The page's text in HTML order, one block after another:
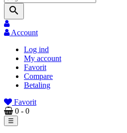
search
Account
Log ind
My account
Favorit
Compare
Betaling
Favorit
0 - 0
Toggle
navigation
☰